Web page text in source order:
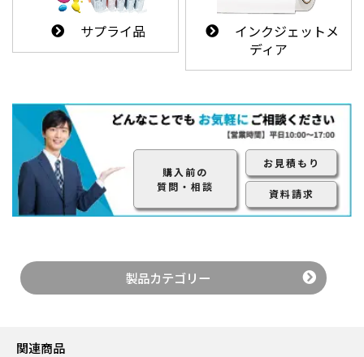
SC-P6550Eは非対応です
自動給紙採用により用紙のセットが簡単
サプライ品
インクジェットメ
ディア
購入前の
質問・相談
お見積もり
資料請求
製品カテゴリー
関連商品